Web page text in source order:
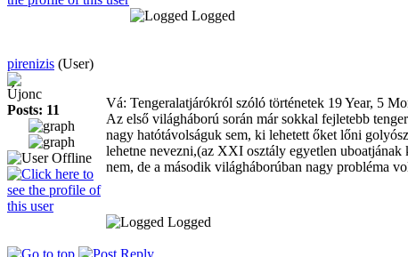
Logged
pirenizis (User)
Újonc
Posts: 11
Vá: Tengeralatjárókról szóló történetek 19 Year, 5
Az első világháború során már sokkal fejletebb
nagy hatótávolságuk sem, ki lehetett őket lőni
lehetne nevezni,(az XXI osztály egyetlen
nem, de a második világháborúban nagy probléma
Logged